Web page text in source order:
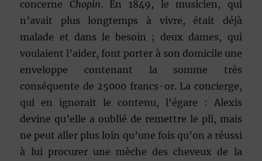
concerne Chopin. En 1849, le musicien, qui
n’avait plus longtemps à vivre, était déjà
malade et dans le besoin ; deux dames, qui
voulaient l’aider, font porter à son domicile une
enveloppe contenant la somme très
conséquente de 25000 francs-or. La concierge,
qui en ignorait le contenu, l’égare : Alexis
devine qu’elle a oublié de remettre le pli, mais
ne peut aller plus loin qu’une fois qu’on a réussi
à lui procurer une mèche des cheveux de la